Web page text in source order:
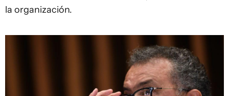
la organización.